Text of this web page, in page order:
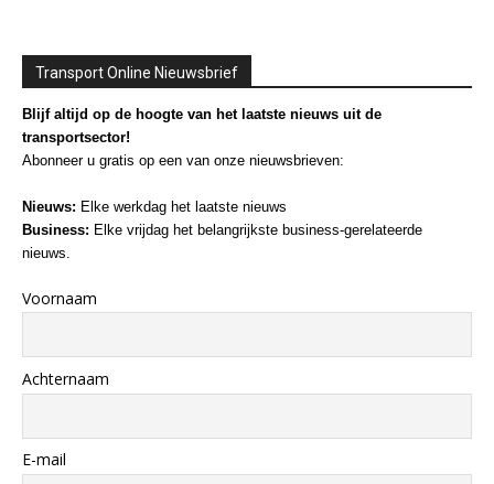
Transport Online Nieuwsbrief
Blijf altijd op de hoogte van het laatste nieuws uit de
transportsector!
Abonneer u gratis op een van onze nieuwsbrieven:
Nieuws: Elke werkdag het laatste nieuws
Business: Elke vrijdag het belangrijkste business-gerelateerde
nieuws.
Voornaam
Achternaam
E-mail